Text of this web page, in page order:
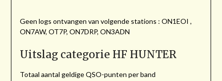
Geen logs ontvangen van volgende stations : ON1EOI ,
ON7AW, OT7P, ON7DRP, ON3ADN
Uitslag categorie HF HUNTER
Totaal aantal geldige QSO-punten per band